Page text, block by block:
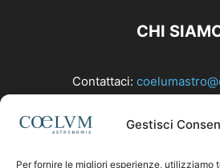
Gestisci
Per fornire le migliori esperienze, utilizziamo
CHI
Contattaci:
SEGUICI